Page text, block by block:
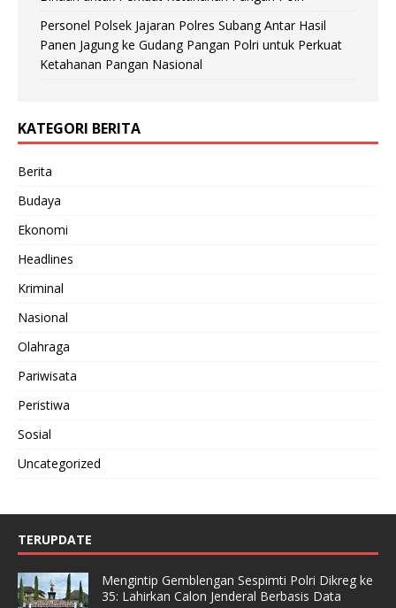
Personel Polsek Jajaran Polres Subang Antar Hasil
Panen Jagung ke Gudang Pangan Polri untuk Perkuat
Ketahanan Pangan Nasional
KATEGORI BERITA
Berita
Budaya
Ekonomi
Headlines
Kriminal
Nasional
Olahraga
Pariwisata
Peristiwa
Sosial
Uncategorized
TERUPDATE
Mengintip Gemblengan Sespimti Polri Dikreg ke
35: Lahirkan Calon Jenderal Berbasis Data